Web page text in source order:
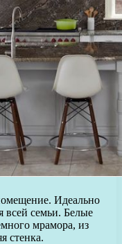
Идеально
всей семьи. Белые
мрамора, из
стенка.